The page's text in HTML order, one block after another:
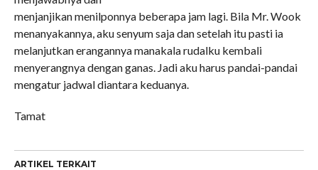
menjanjikan menilponnya beberapa jam lagi. Bila Mr. Wook
menanyakannya, aku senyum saja dan setelah itu pasti ia
melanjutkan erangannya manakala rudalku kembali
menyerangnya dengan ganas. Jadi aku harus pandai-pandai
mengatur jadwal diantara keduanya.
Tamat
ARTIKEL TERKAIT